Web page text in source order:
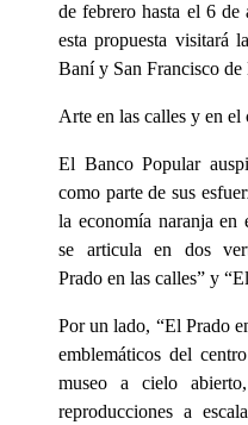
de febrero hasta el 6 de
esta propuesta visitará
Baní y San Francisco de
Arte en las calles y en el
El Banco Popular
como parte de sus
la economía naranja
se articula en dos
Prado en las calles” y
Por un lado, “El Prado
emblemáticos del
museo a cielo
reproducciones a